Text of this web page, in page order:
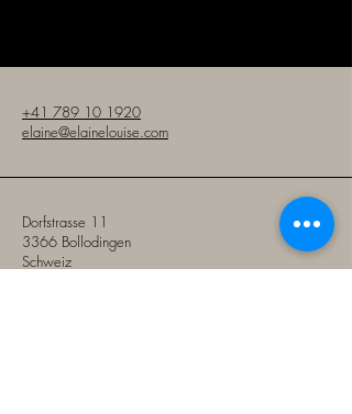
+41 789 10 1920
elaine@elainelouise.com
Dorfstrasse 11
3366 Bollodingen
Schweiz